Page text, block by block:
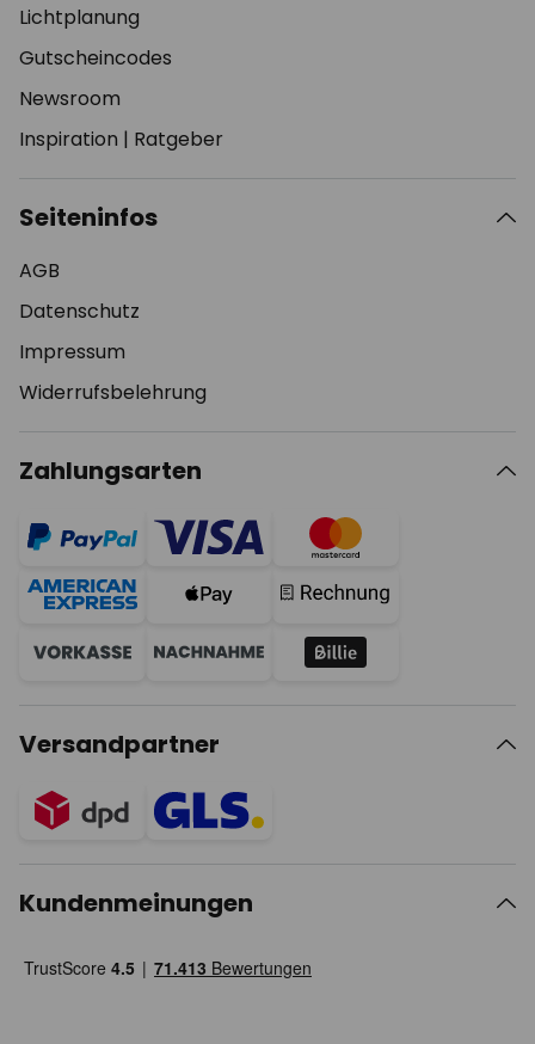
Lichtplanung
Gutscheincodes
Newsroom
Inspiration | Ratgeber
Seiteninfos
AGB
Datenschutz
Impressum
Widerrufsbelehrung
Zahlungsarten
Versandpartner
Kundenmeinungen